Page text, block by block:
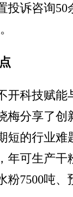
投诉咨询50
科技赋能
梅分享了创
短的行业难
年可生产干
粉7500吨、